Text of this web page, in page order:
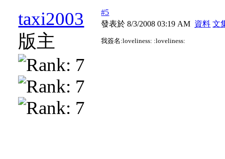
taxi2003
版主
#5
發表於 8/3/2008 03:19 AM 資料 文
我簽名:loveliness: :loveliness: